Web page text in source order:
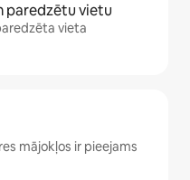
paredzētu vietu
vieta
mājokļos ir pieejams